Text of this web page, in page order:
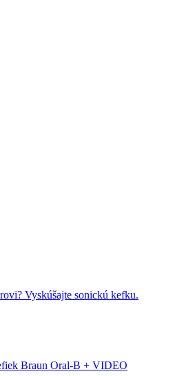
Vyskúšajte sonickú kefku.
Braun Oral-B + VIDEO